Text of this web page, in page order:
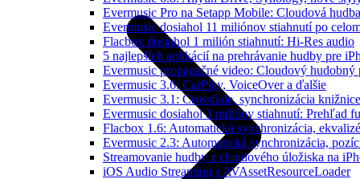
Evermusic Pro na Setapp Mobile: Cloudová
Evermusic dosiahol 11 miliónov stiahnutí po
Flacbox dosiahol 1 milión stiahnutí: Hi-Res audio
5 najlepších aplikácií na prehrávanie hudby pre
Evermusic propagačné video: Cloudový hudobný
Evermusic 3.6: CarPlay, VoiceOver a ďalšie
Evermusic 3.1: Crossfade, synchronizácia
Evermusic dosiahol 3 milióny stiahnutí: Prehľad
Flacbox 1.6: Automatická synchronizácia,
Evermusic 2.3: Automatická synchronizácia,
Streamovanie hudby z cloudového úložiska na
iOS Audio Streaming s AVAssetResourceLoader